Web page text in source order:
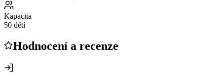
Kapacita
50 dětí
Hodnocení a recenze